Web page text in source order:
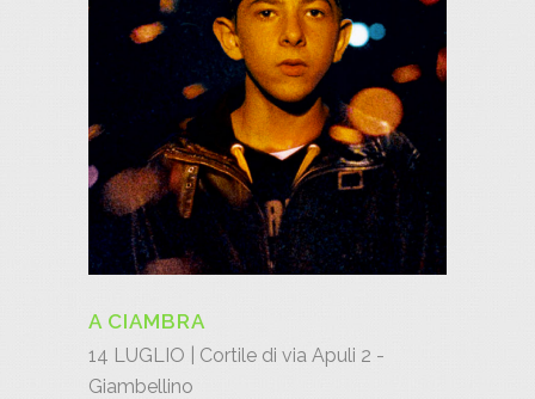
A CIAMBRA
14 LUGLIO | Cortile di via Apuli 2 -
Giambellino